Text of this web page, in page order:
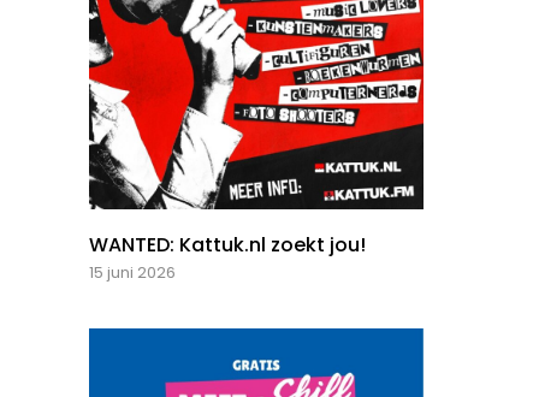
WANTED: Kattuk.nl zoekt jou!
15 juni 2026